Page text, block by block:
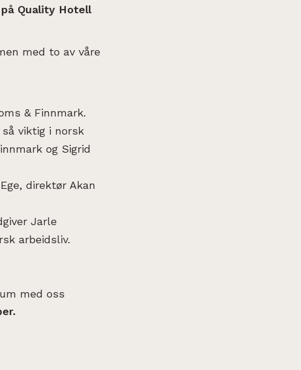
Quality Hotell
med to av våre
& Finnmark.
viktig i norsk
og Sigrid
direktør Akan
Jarle
arbeidsliv.
med oss